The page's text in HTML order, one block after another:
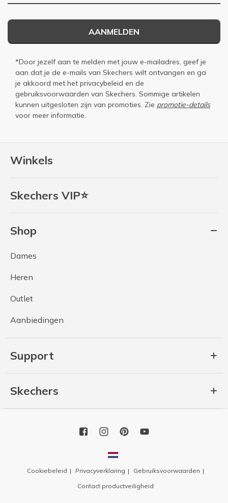
Winkels
Skechers VIP⭐
Shop
Dames
Heren
Outlet
Aanbiedingen
Support
Skechers
AANMELDEN
*Door jezelf aan te melden met jouw e-mailadres, geef je
aan dat je de e-mails van Skechers wilt ontvangen en ga
je akkoord met het privacybeleid en de
gebruiksvoorwaarden van Skechers. Sommige artikelen
kunnen uitgesloten zijn van promoties. Zie promotie-details
voor meer informatie.
Cookiebeleid Privacyverklaring
Gebruiksvoorwaarden
Contact productveiligheid